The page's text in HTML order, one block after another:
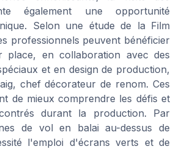
également une opportunité
Selon une étude de la Film
professionnels peuvent bénéficier
place, en collaboration avec des
et en design de production,
chef décorateur de renom. Ces
de mieux comprendre les défis et
durant la production. Par
de vol en balai au-dessus de
l'emploi d'écrans verts et de